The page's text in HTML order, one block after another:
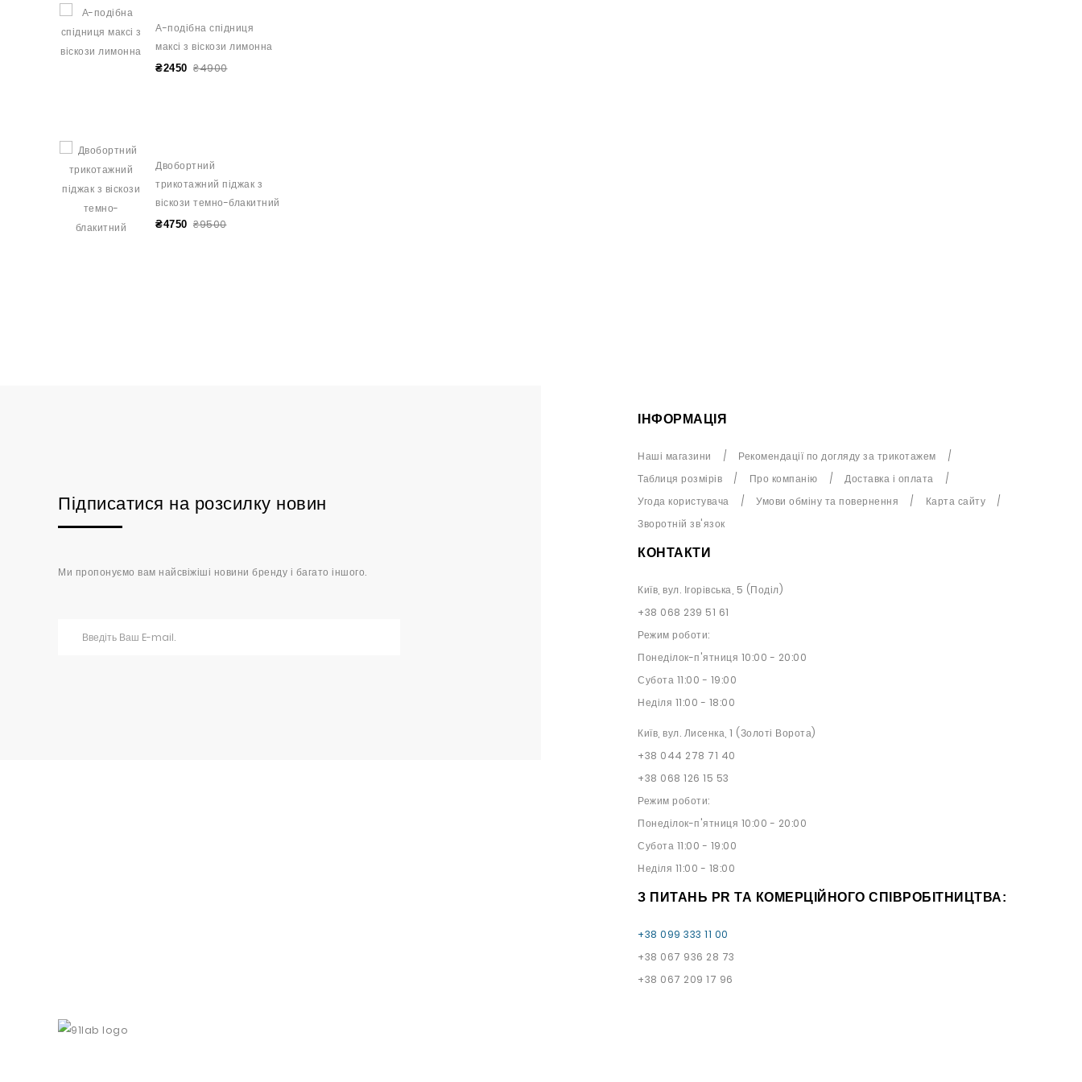
А-подібна спідниця
максі з віскози лимонна
₴2450 ₴4900
Двобортний
трикотажний піджак з
віскози темно-блакитний
₴4750 ₴9500
Підписатися на розсилку новин
Ми пропонуємо вам найсвіжіші новини бренду і багато іншого.
ІНФОРМАЦІЯ
Наші магазини
Рекомендації по догляду за трикотажем
Таблиця розмірів
Про компанію
Доставка і оплата
Угода користувача
Умови обміну та повернення
Карта сайту
Зворотній зв'язок
КОНТАКТИ
Київ, вул. Ігорівська, 5 (Поділ)
+38 068 239 51 61
Режим роботи:
Понеділок-п'ятниця 10:00 - 20:00
Субота 11:00 - 19:00
Неділя 11:00 - 18:00
Київ, вул. Лисенка, 1 (Золоті Ворота)
+38 044 278 71 40
+38 068 126 15 53
Режим роботи:
Понеділок-п'ятниця 10:00 - 20:00
Субота 11:00 - 19:00
Неділя 11:00 - 18:00
З ПИТАНЬ PR ТА КОМЕРЦІЙНОГО СПІВРОБІТНИЦТВА:
+38 099 333 11 00
+38 067 936 28 73
+38 067 209 17 96